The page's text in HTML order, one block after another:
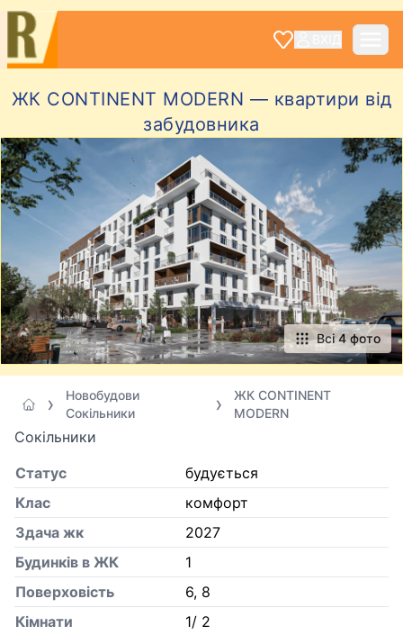
ЖК CONTINENT MODERN — квартири від
забудовника
Всі 4 фото
Новобудови
Сокільники
ЖК CONTINENT
MODERN
Сокільники
Статус
будується
Клас
комфорт
Здача жк
2027
Будинків в ЖК
1
Поверховість
6, 8
Кiмнати
1/ 2